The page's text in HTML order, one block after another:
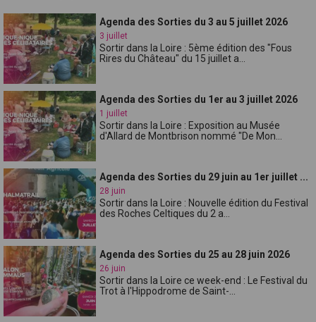
Agenda des Sorties du 3 au 5 juillet 2026
3 juillet
Sortir dans la Loire : 5ème édition des "Fous
Rires du Château" du 15 juillet a...
Agenda des Sorties du 1er au 3 juillet 2026
1 juillet
Sortir dans la Loire : Exposition au Musée
d'Allard de Montbrison nommé "De Mon...
Agenda des Sorties du 29 juin au 1er juillet ...
28 juin
Sortir dans la Loire : Nouvelle édition du Festival
des Roches Celtiques du 2 a...
Agenda des Sorties du 25 au 28 juin 2026
26 juin
Sortir dans la Loire ce week-end : Le Festival du
Trot à l'Hippodrome de Saint-...